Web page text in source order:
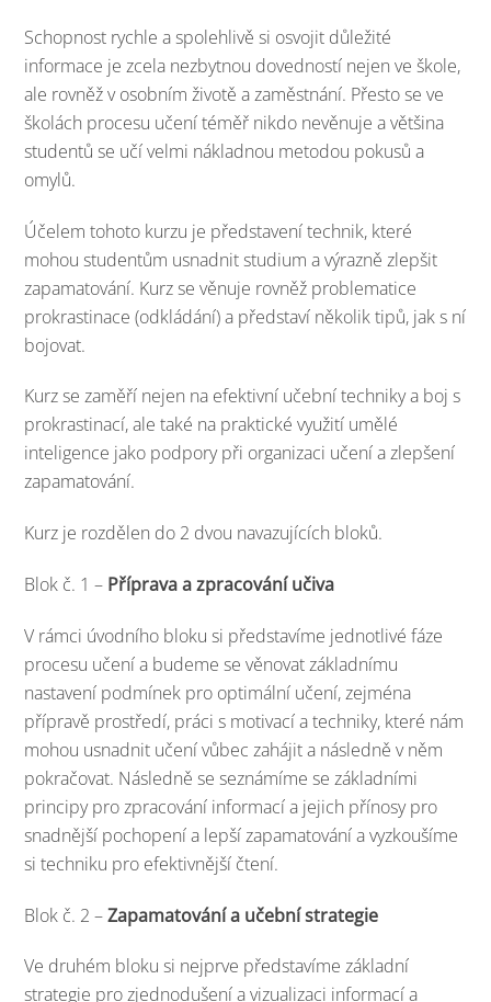
Schopnost rychle a spolehlivě si osvojit důležité
informace je zcela nezbytnou dovedností nejen ve škole,
ale rovněž v osobním životě a zaměstnání. Přesto se ve
školách procesu učení téměř nikdo nevěnuje a většina
studentů se učí velmi nákladnou metodou pokusů a
omylů.
Účelem tohoto kurzu je představení technik, které
mohou studentům usnadnit studium a výrazně zlepšit
zapamatování. Kurz se věnuje rovněž problematice
prokrastinace (odkládání) a představí několik tipů, jak s ní
bojovat.
Kurz se zaměří nejen na efektivní učební techniky a boj s
prokrastinací, ale také na praktické využití umělé
inteligence jako podpory při organizaci učení a zlepšení
zapamatování.
Kurz je rozdělen do 2 dvou navazujících bloků.
Blok č. 1 – Příprava a zpracování učiva
V rámci úvodního bloku si představíme jednotlivé fáze
procesu učení a budeme se věnovat základnímu
nastavení podmínek pro optimální učení, zejména
přípravě prostředí, práci s motivací a techniky, které nám
mohou usnadnit učení vůbec zahájit a následně v něm
pokračovat. Následně se seznámíme se základními
principy pro zpracování informací a jejich přínosy pro
snadnější pochopení a lepší zapamatování a vyzkoušíme
si techniku pro efektivnější čtení.
Blok č. 2 –Zapamatování a učební strategie
Ve druhém bloku si nejprve představíme základní
strategie pro zjednodušení a vizualizaci informací a